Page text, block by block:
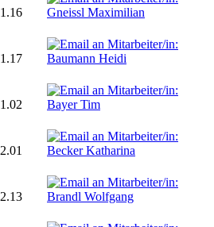
1.16
1.17
1.02
2.01
2.13